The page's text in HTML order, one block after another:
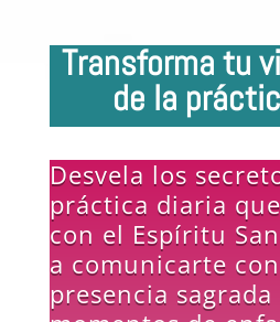
Transforma tu
de la
Desvela los
práctica diaria
con el Espíritu
a comunicarte
presencia sagrada